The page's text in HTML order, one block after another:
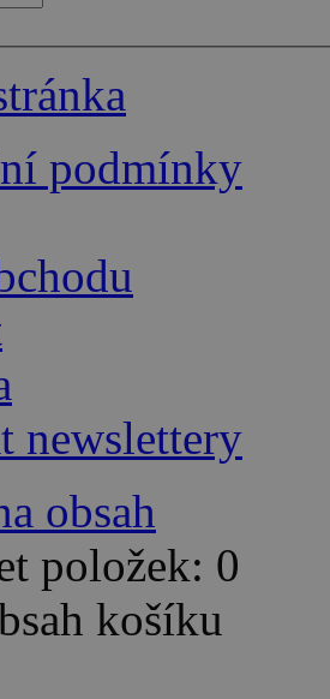
podmínky
newslettery
obsah
položek: 0
košíku